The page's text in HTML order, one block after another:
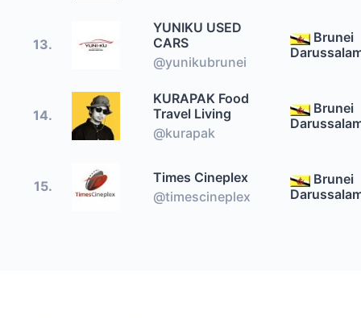
13.
YUNIKU USED
CARS
@yunikubrunei
Brunei
14.
KURAPAK Food
Travel Living
@kurapak
Brunei
15.
Times Cineplex
@timescineplex
Brunei